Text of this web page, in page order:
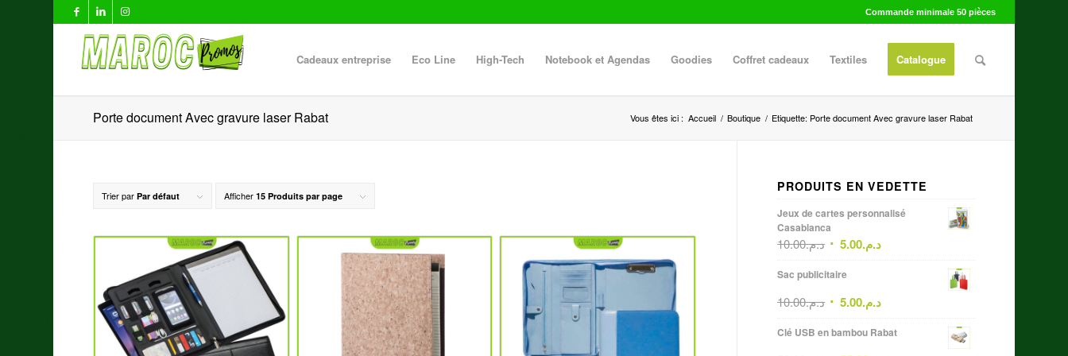
Commande minimale 50 pièces
Cadeaux entreprise Eco Line High-Tech Notebook et Agendas Goodies Coffret cadeaux Textiles Catalogue
Porte document Avec gravure laser Rabat Vous êtes ici : Accueil / Boutique / Etiquette: Porte document Avec gravure laser Rabat
Trier parPar défaut Afficher15 Produits par page
PRODUITS EN VEDETTE
Jeux de cartes personnalisé
Casablanca
د.م.10.00 د.م.5.00
Sac publicitaire
د.م.10.00 د.م.5.00
Clé USB en bambou Rabat